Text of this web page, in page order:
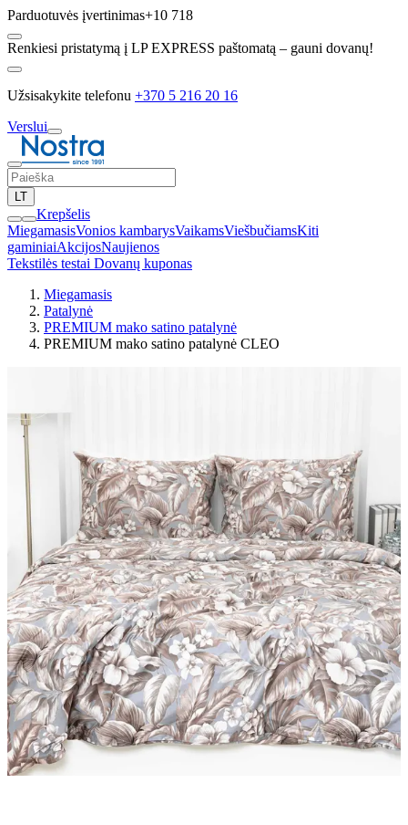
Parduotuvės įvertinimas+10 718
Renkiesi pristatymą į LP EXPRESS paštomatą – gauni dovanų!
Užsisakykite telefonu +370 5 216 20 16
Verslui
LT
Krepšelis
MiegamasisVonios kambarysVaikamsViešbučiamsKiti
gaminiaiAkcijosNaujienos
Tekstilės testai Dovanų kuponas
Miegamasis
Patalynė
PREMIUM mako satino patalynė
PREMIUM mako satino patalynė CLEO